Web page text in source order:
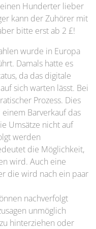
Hunderter lieber
kann der Zuhörer mit
bitte erst ab 2 £!
wurde in Europa
Damals hatte es
da das digitale
sich warten lässt. Bei
Prozess. Dies
Barverkauf das
Umsätze nicht auf
werden
die Möglichkeit,
wird. Auch eine
die wird nach ein paar
nachverfolgt
unmöglich
hinterziehen oder